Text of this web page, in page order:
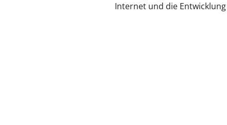
Internet und die